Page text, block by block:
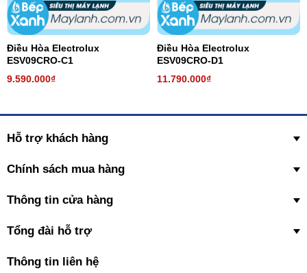
Điều Hòa Electrolux
ESV09CRO-C1
9.590.000₫
Điều Hòa Electrolux
ESV09CRO-D1
11.790.000₫
Hỗ trợ khách hàng
Chính sách mua hàng
Thông tin cửa hàng
Tổng đài hỗ trợ
Thông tin liên hệ